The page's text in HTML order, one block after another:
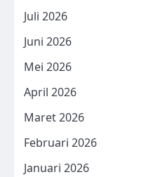
Juli 2026
Juni 2026
Mei 2026
April 2026
Maret 2026
Februari 2026
Januari 2026